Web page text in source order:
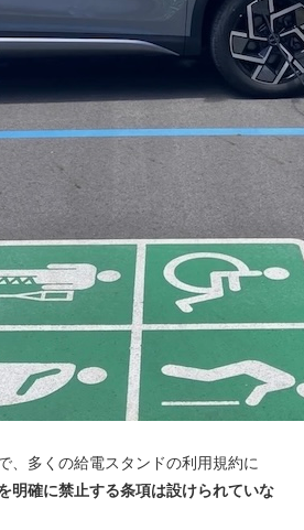
、多くの給電スタンドの利用規約に
明確に禁止する条項は設けられていな